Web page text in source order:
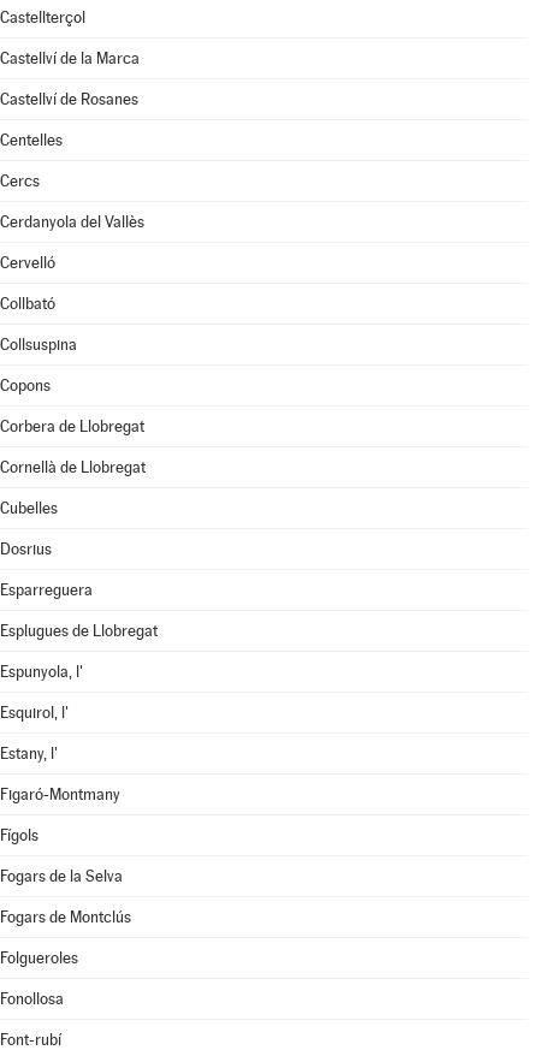
Castellterçol
Castellví de la Marca
Castellví de Rosanes
Centelles
Cercs
Cerdanyola del Vallès
Cervelló
Collbató
Collsuspina
Copons
Corbera de Llobregat
Cornellà de Llobregat
Cubelles
Dosrius
Esparreguera
Esplugues de Llobregat
Espunyola, l'
Esquirol, l'
Estany, l'
Figaró-Montmany
Fígols
Fogars de la Selva
Fogars de Montclús
Folgueroles
Fonollosa
Font-rubí